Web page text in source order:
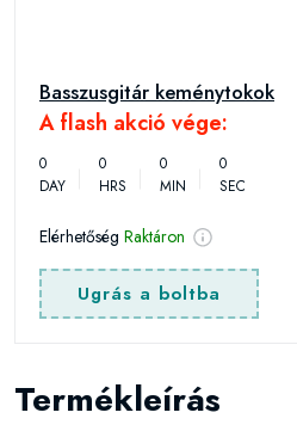
Basszusgitár keménytokok
A flash akció vége:
0
DAY
0
HRS
0
MIN
0
SEC
Elérhetőség Raktáron
Ugrás a boltba
Termékleírás